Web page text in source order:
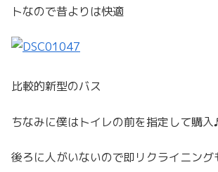
トなので昔よりは快適
比較的新型のバス
ちなみに僕はトイレの前を指定して購
後ろに人がいないので即リクライニング